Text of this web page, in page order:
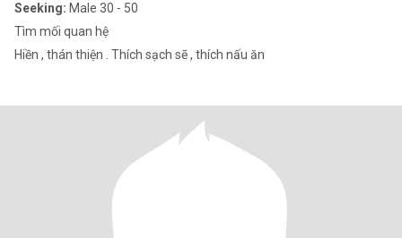
Seeking: Male 30 - 50
Tìm mối quan hệ
Hiền , thán thiện . Thích sạch sẽ , thích nấu ăn